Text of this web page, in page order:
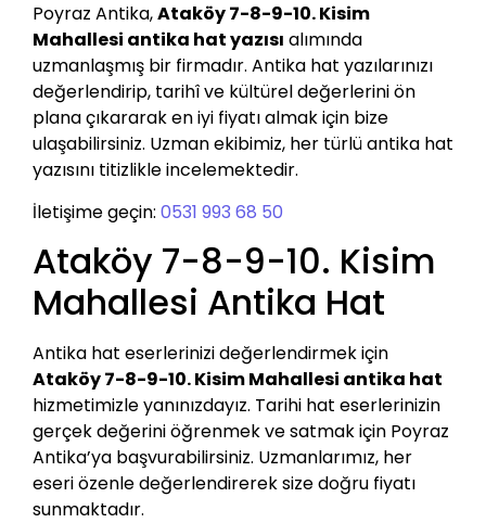
Poyraz Antika,Ataköy 7-8-9-10. Kisim
Mahallesi antika hat yazısı alımında
uzmanlaşmış bir firmadır. Antika hat yazılarınızı
değerlendirip, tarihî ve kültürel değerlerini ön
plana çıkararak en iyi fiyatı almak için bize
ulaşabilirsiniz. Uzman ekibimiz, her türlü antika hat
yazısını titizlikle incelemektedir.
İletişime geçin: 0531 993 68 50
Ataköy 7-8-9-10. Kisim
Mahallesi Antika Hat
Antika hat eserlerinizi değerlendirmek için
Ataköy 7-8-9-10. Kisim Mahallesi antika hat
hizmetimizle yanınızdayız. Tarihi hat eserlerinizin
gerçek değerini öğrenmek ve satmak için Poyraz
Antika’ya başvurabilirsiniz. Uzmanlarımız, her
eseri özenle değerlendirerek size doğru fiyatı
sunmaktadır.